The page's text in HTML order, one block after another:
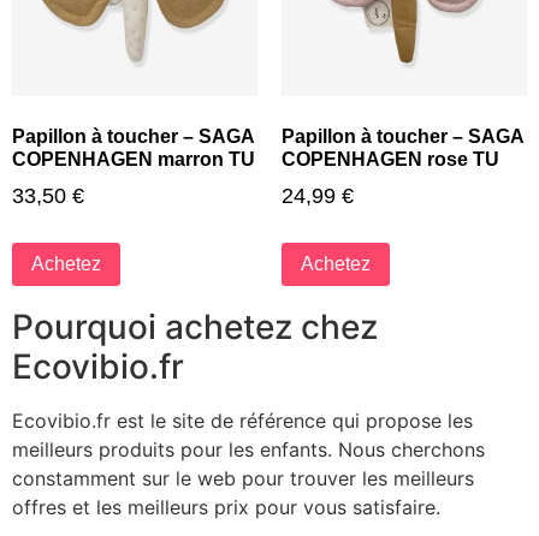
Papillon à toucher – SAGA
COPENHAGEN marron TU
33,50 €
Achetez
Papillon à toucher – SAGA
COPENHAGEN rose TU
24,99 €
Achetez
Pourquoi achetez chez
Ecovibio.fr
Ecovibio.fr est le site de référence qui propose les
meilleurs produits pour les enfants. Nous cherchons
constamment sur le web pour trouver les meilleurs
offres et les meilleurs prix pour vous satisfaire.